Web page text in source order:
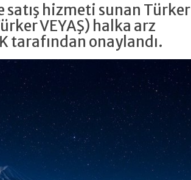
satış hizmeti sunan Türker
VEYAŞ) halka arz
tarafından onaylandı.